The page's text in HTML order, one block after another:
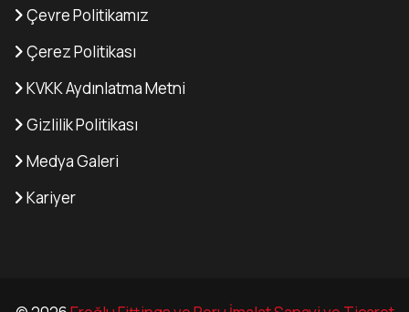
Çevre Politikamız
Çerez Politikası
KVKK Aydınlatma Metni
Gizlilik Politikası
Medya Galeri
Kariyer